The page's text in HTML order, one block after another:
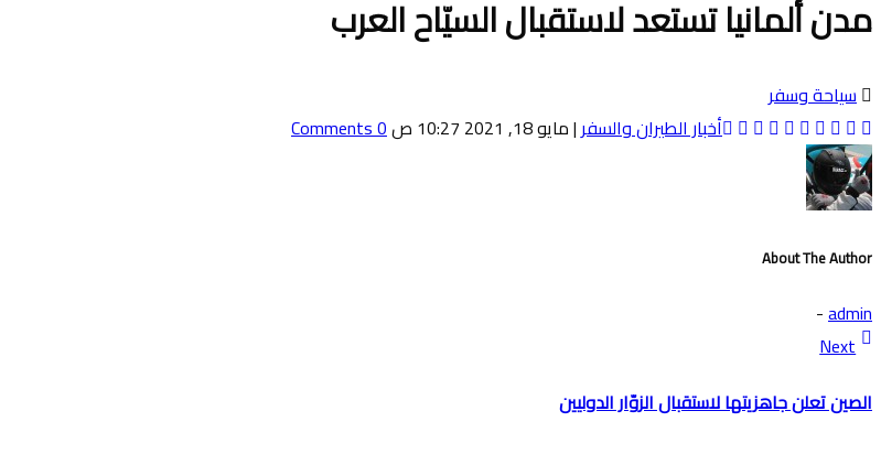
مدن ألمانيا تستعد لاستقبال السيّاح العرب
سياحة وسفر
أخبار الطيران والسفر |مايو 18, 2021 10:27 ص 0 Comments
About The Author
admin
-
Next
الصين تعلن جاهزيتها لاستقبال الزوّار الدوليين